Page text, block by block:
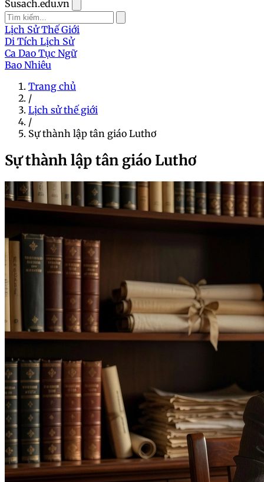
Susach.edu.vn
Lịch Sử Thế Giới
Di Tích Lịch Sử
Ca Dao Tục Ngữ
Bao Nhiêu
Trang chủ
/
Lịch sử thế giới
/
Sự thành lập tân giáo Luthơ
Sự thành lập tân giáo Luthơ